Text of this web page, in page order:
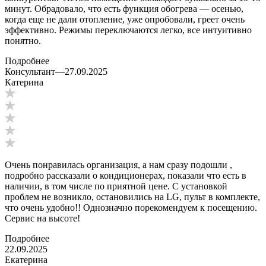
минут. Обрадовало, что есть функция обогрева — осенью,
когда еще не дали отопление, уже опробовали, греет очень
эффективно. Режимы переключаются легко, все интуитивно
понятно.
Подробнее
Консультант—27.09.2025
Катерина
Очень понравилась организация, а нам сразу подошли ,
подробно рассказали о кондиционерах, показали что есть в
наличии, в том числе по приятной цене. С установкой
проблем не возникло, остановились на LG, пульт в комплекте,
что очень удобно!! Однозначно порекомендуем к посещению.
Сервис на высоте!
Подробнее
22.09.2025
Екатерина